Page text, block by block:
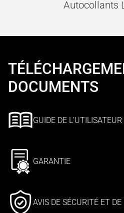
Autocollants
DOCUMENTS
GUIDE DE L’UTILISATEUR
GARANTIE
AVIS DE SÉCURITÉ ET